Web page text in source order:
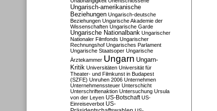
Ungarisch-amerikanische
Beziehungen Ungarisch-deutsche
Beziehungen Ungarische Akademie der
Wissenschaften Ungarische Garde
Ungarische Nationalbank Ungarischer
Nationaler Filmfonds Ungarischer
Rechnungshof Ungarisches Parlament
Ungarische Staatsoper Ungarische
Ärztekammer Ungarn Ungarn-
Kritik Universitäten Universität für
Theater- und Filmkunst in Budapest
(SZFE) Unruhen 2006 Unternehmen
Unternehmenssteuer Unterschicht
Unterschriftenaktion Untersuchung Ursula
von der Leyen US-Botschaft US-
Einreiseverbot US-